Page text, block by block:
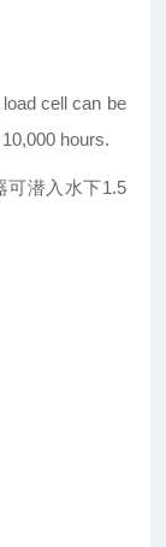
cell can be
hours.
可潜入水下1.5